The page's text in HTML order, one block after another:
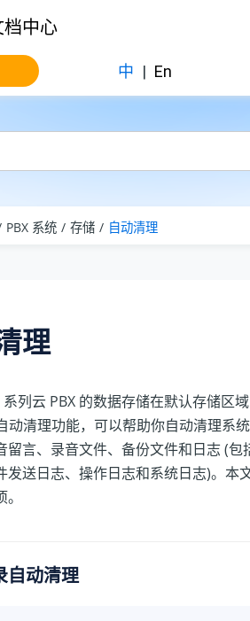
档中心
中 | En
PBX 系统 存储 自动清理
理
列云 PBX 的数据存储在默认存储区
动清理功能， 可以帮助你自动清理系
留言、录音文件、备份文件和日志 (包
发送日志、操作日志和系统日志)。本
自动清理